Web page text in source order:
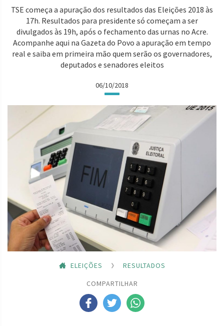
TSE começa a apuração dos resultados das Eleições 2018 às
17h. Resultados para presidente só começam a ser
divulgados às 19h, após o fechamento das urnas no Acre.
Acompanhe aqui na Gazeta do Povo a apuração em tempo
real e saiba em primeira mão quem serão os governadores,
deputados e senadores eleitos
06/10/2018
ELEIÇÕES
RESULTADOS
COMPARTILHAR